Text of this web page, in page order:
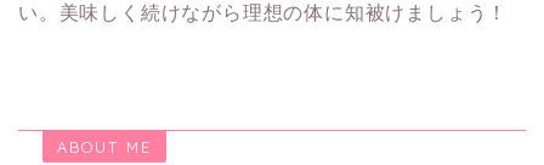
い。美味しく続けながら理想の体に知被けましょう！
ABOUT ME